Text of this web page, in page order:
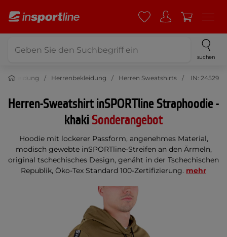
suchen
Bekleidung Herrenbekleidung Herren Sweatshirts IN: 24529
Herren-Sweatshirt inSPORTline Straphoodie -
khakiSonderangebot
Hoodie mit lockerer Passform, angenehmes Material,
modisch gewebte inSPORTline-Streifen an den Ärmeln,
original tschechisches Design, genäht in der Tschechischen
Republik, Öko-Tex Standard 100-Zertifizierung. mehr